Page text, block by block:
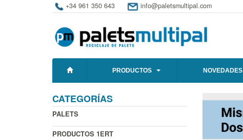
+34 961 350 643 info@paletsmultipal.com
PRODUCTOS NOVEDADES
CATEGORÍAS
PALETS
PRODUCTOS 1ERT